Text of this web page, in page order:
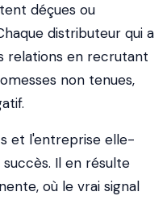
déçues ou
distributeur qui a
relations en recrutant
non tenues,
et l'entreprise elle-
Il en résulte
où le vrai signal